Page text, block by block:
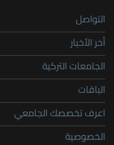
التواصل
أخر الأخبار
الجامعات التركية
الباقات
اعرف تخصصك الجامعي
الخصوصية